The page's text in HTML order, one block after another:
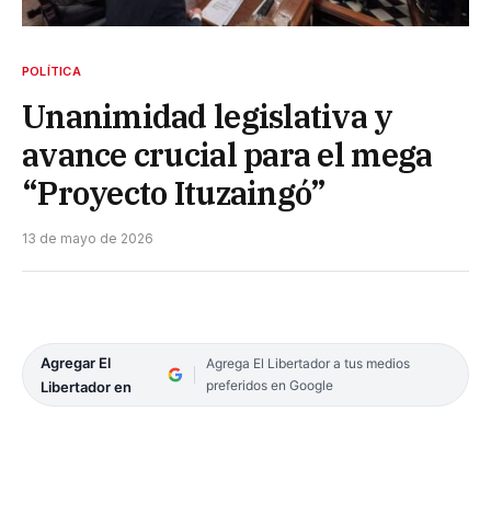
POLÍTICA
Unanimidad legislativa y
avance crucial para el mega
“Proyecto Ituzaingó”
13 de mayo de 2026
Agregar El
Libertador en
Agrega El Libertador a tus medios
preferidos en Google